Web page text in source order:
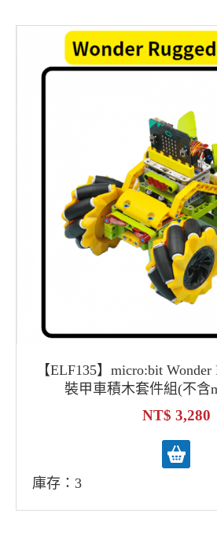
【ELF135】micro:bit
裝甲車積木套件組(不含
3,280
庫存：3